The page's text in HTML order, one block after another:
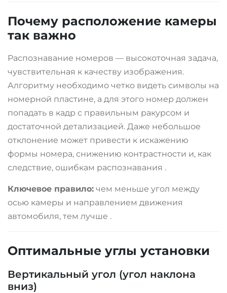
Почему расположение камеры
так важно
Распознавание номеров — высокоточная задача,
чувствительная к качеству изображения.
Алгоритму необходимо четко видеть символы на
номерной пластине, а для этого номер должен
попадать в кадр с правильным ракурсом и
достаточной детализацией. Даже небольшое
отклонение может привести к искажению
формы номера, снижению контрастности и, как
следствие, ошибкам распознавания .
Ключевое правило: чем меньше угол между
осью камеры и направлением движения
автомобиля, тем лучше .
Оптимальные углы установки
Вертикальный угол (угол наклона
вниз)